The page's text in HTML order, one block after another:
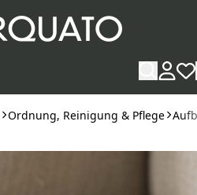
Ordnung, Reinigung & Pflege